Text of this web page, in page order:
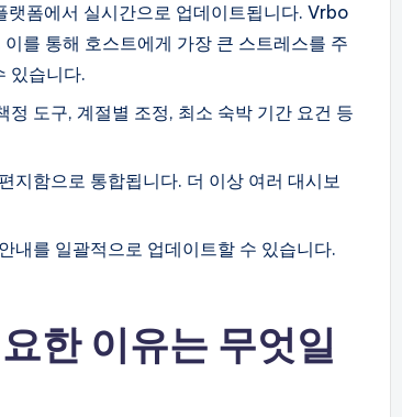
폼에서 실시간으로 업데이트됩니다. Vrbo
를 통해 호스트에게 가장 큰 스트레스를 주
있습니다.
도구, 계절별 조정, 최소 숙박 기간 요건 등
지함으로 통합됩니다. 더 이상 여러 대시보
내를 일괄적으로 업데이트할 수 있습니다.
한 이유는 무엇일